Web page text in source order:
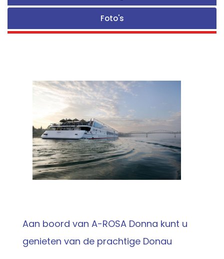
Foto's
Aan boord van A-ROSA Donna kunt u
genieten van de prachtige Donau